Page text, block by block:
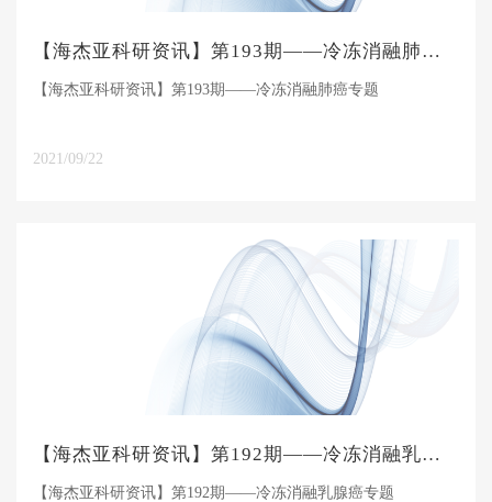
【海杰亚科研资讯】第193期——冷冻消融肺癌专题
【海杰亚科研资讯】第193期——冷冻消融肺癌专题
2021/09/22
【海杰亚科研资讯】第192期——冷冻消融乳腺癌专题
【海杰亚科研资讯】第192期——冷冻消融乳腺癌专题